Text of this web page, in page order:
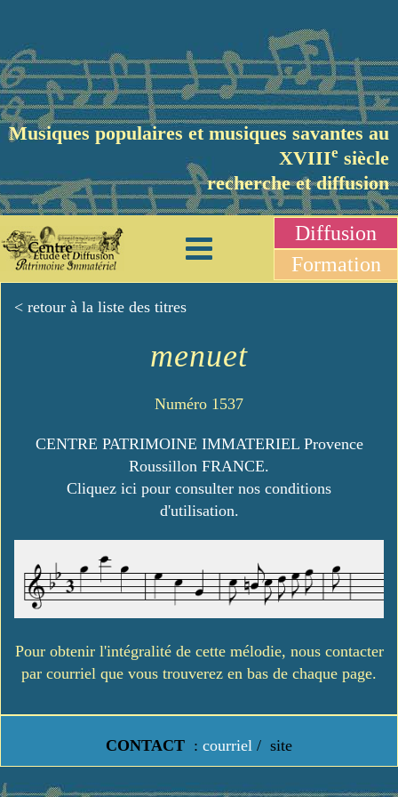
Musiques populaires et musiques savantes au
XVIIIe siècle
recherche et diffusion
Diffusion
Formation
< retour à la liste des titres
menuet
Numéro 1537
CENTRE PATRIMOINE IMMATERIEL Provence
Roussillon FRANCE.
Cliquez ici pour consulter nos conditions
d'utilisation.
Pour obtenir l'intégralité de cette mélodie, nous contacter
par courriel que vous trouverez en bas de chaque page.
CONTACT : courriel / site
https://www.lavielledanstoussesetats.fr